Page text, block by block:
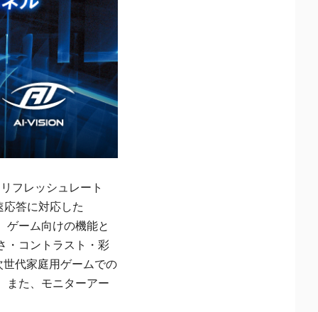
フレッシュレート
答に対応した
ゲーム向けの機能と
・コントラスト・彩
代家庭用ゲームでの
また、モニターアー